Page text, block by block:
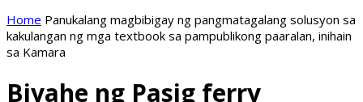
Home Panukalang magbibigay ng pangmatagalang solusyon sa
kakulangan ng mga textbook sa pampublikong paaralan, inihain
sa Kamara
Biyahe ng Pasig ferry